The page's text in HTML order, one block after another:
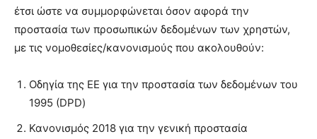
έτσι ώστε να συμμορφώνεται όσον αφορά την
προστασία των προσωπικών δεδομένων των χρηστών,
με τις νομοθεσίες/κανονισμούς που ακολουθούν:
Οδηγία της ΕΕ για την προστασία των δεδομένων του
1995 (DPD)
Κανονισμός 2018 για την γενική προστασία